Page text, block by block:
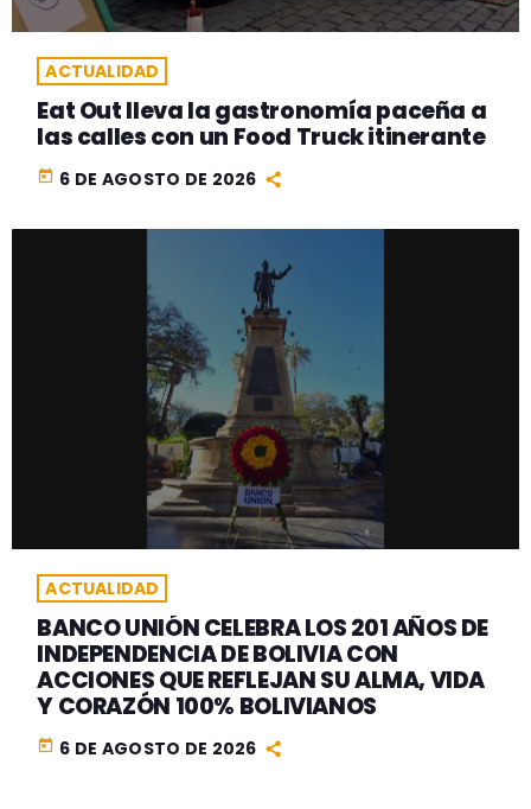
ACTUALIDAD
Eat Out lleva la gastronomía paceña a
las calles con un Food Truck itinerante
today 6 DE AGOSTO DE 2026
ACTUALIDAD
BANCO UNIÓN CELEBRA LOS 201 AÑOS DE
INDEPENDENCIA DE BOLIVIA CON
ACCIONES QUE REFLEJAN SU ALMA, VIDA
Y CORAZÓN 100% BOLIVIANOS
today 6 DE AGOSTO DE 2026